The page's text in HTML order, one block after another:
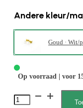
Andere kleur/
Goud · Wit/
Op voorraad | voor
Amalia